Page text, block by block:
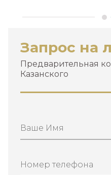
Запрос на
Предварительная
Казанского
Ваше Имя
Номер телефона